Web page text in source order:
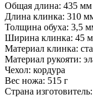
Общая длина: 435 мм
Длина клинка: 310
Толщина обуха: 3,5
Ширина клинка: 45
Материал клинка:
Материал рукояти:
Чехол: кордура
Вес ножа: 515 г
Страна